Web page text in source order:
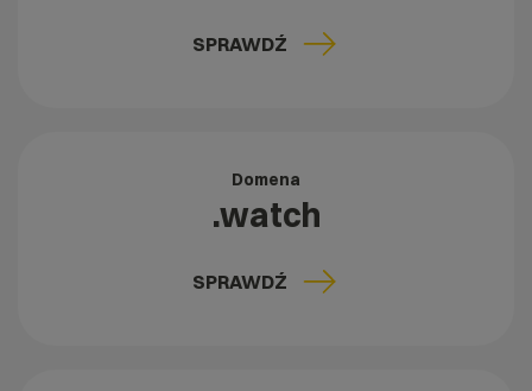
SPRAWDŹ
Domena
.watch
SPRAWDŹ